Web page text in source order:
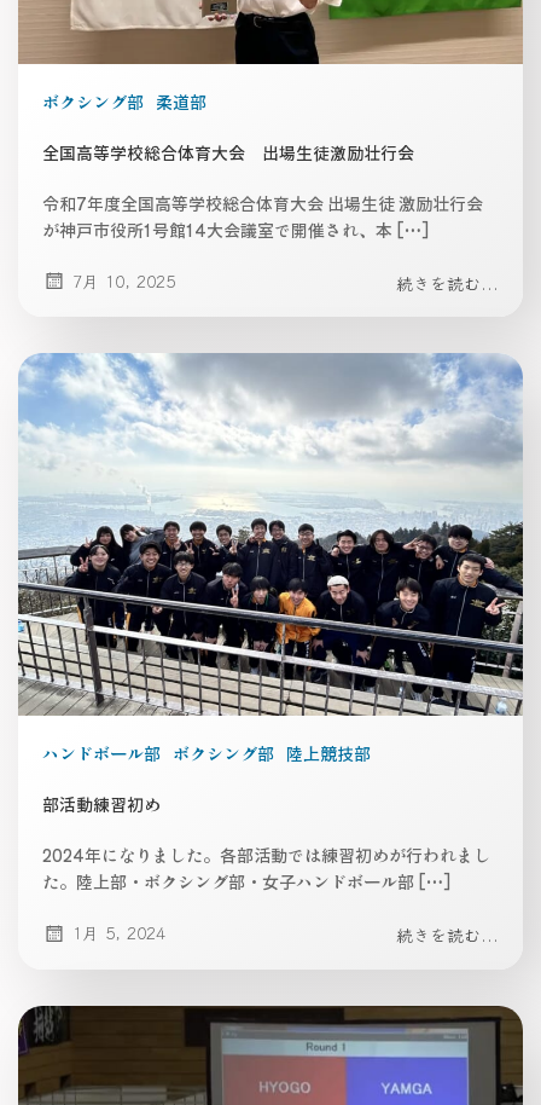
ボクシング部 柔道部
全国高等学校総合体育大会 出場生徒激励壮行会
令和7年度全国高等学校総合体育大会 出場生徒 激励壮行会
が神戸市役所1号館14大会議室で開催され、本 […]
7月 10, 2025 続きを読む...
ハンドボール部 ボクシング部 陸上競技部
部活動練習初め
2024年になりました。各部活動では練習初めが行われまし
た。陸上部・ボクシング部・女子ハンドボール部 […]
1月 5, 2024 続きを読む...